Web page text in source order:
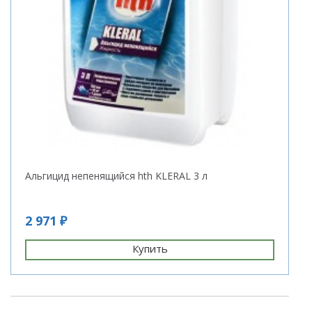
Альгицид непенящийся hth KLERAL 3 л
2 971 ₽
Купить